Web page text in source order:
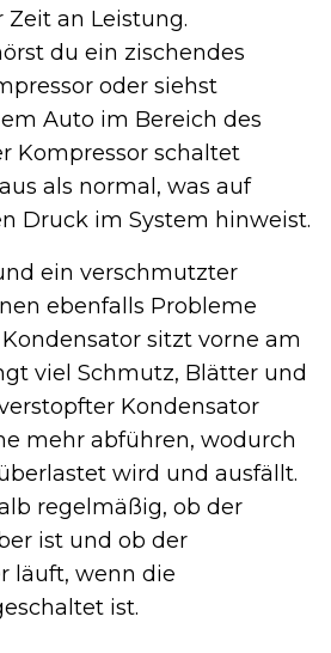
an Leistung.
du ein zischendes
oder siehst
Auto im Bereich des
Kompressor schaltet
als normal, was auf
Druck im System hinweist.
ein verschmutzter
ebenfalls Probleme
sitzt vorne am
viel Schmutz, Blätter und
Kondensator
mehr abführen, wodurch
wird und ausfällt.
regelmäßig, ob der
ist und ob der
läuft, wenn die
ist.